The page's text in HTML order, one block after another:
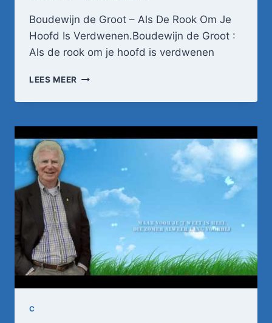
Boudewijn de Groot – Als De Rook Om Je
Hoofd Is Verdwenen.Boudewijn de Groot :
Als de rook om je hoofd is verdwenen
LEES MEER BOUDEWIJN
GROOT
ALS
DE
ROOK
HOOFD
IS
VERDWENEN
C